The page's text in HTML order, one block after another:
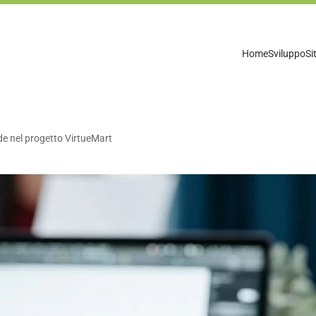
HomeSviluppo
nel progetto VirtueMart